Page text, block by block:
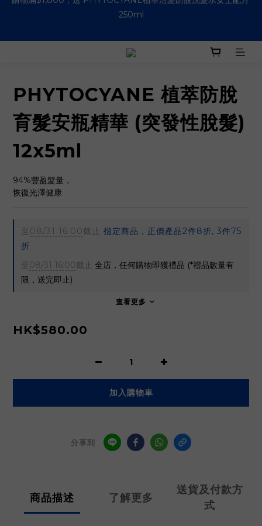
購物滿HK$500即免運費 (香港適用）
購物滿HK$500即免運費 (香港適用）
購物滿$1,800，送 PHYTOCYANE植萃活髮防脫洗髮水女士配方
購物滿HK$500即免運費 (香港適用）
PHYTOCYANE 植萃防脫
育髮安瓶精華 (突發性脫髮)
12x5ml
94%豐盈髮量，
恢復光澤健康
至 08/31 16:00截止
指定商品，正價產品2件8折, 3件75
折
至 08/31 16:00截止
全店，任何購物即獲禮品 (*禮品數量有
限，送完即止)
查看更多
HK$580.00
加入購物車
分享到
商品描述 了解更多
送貨及付款方
式